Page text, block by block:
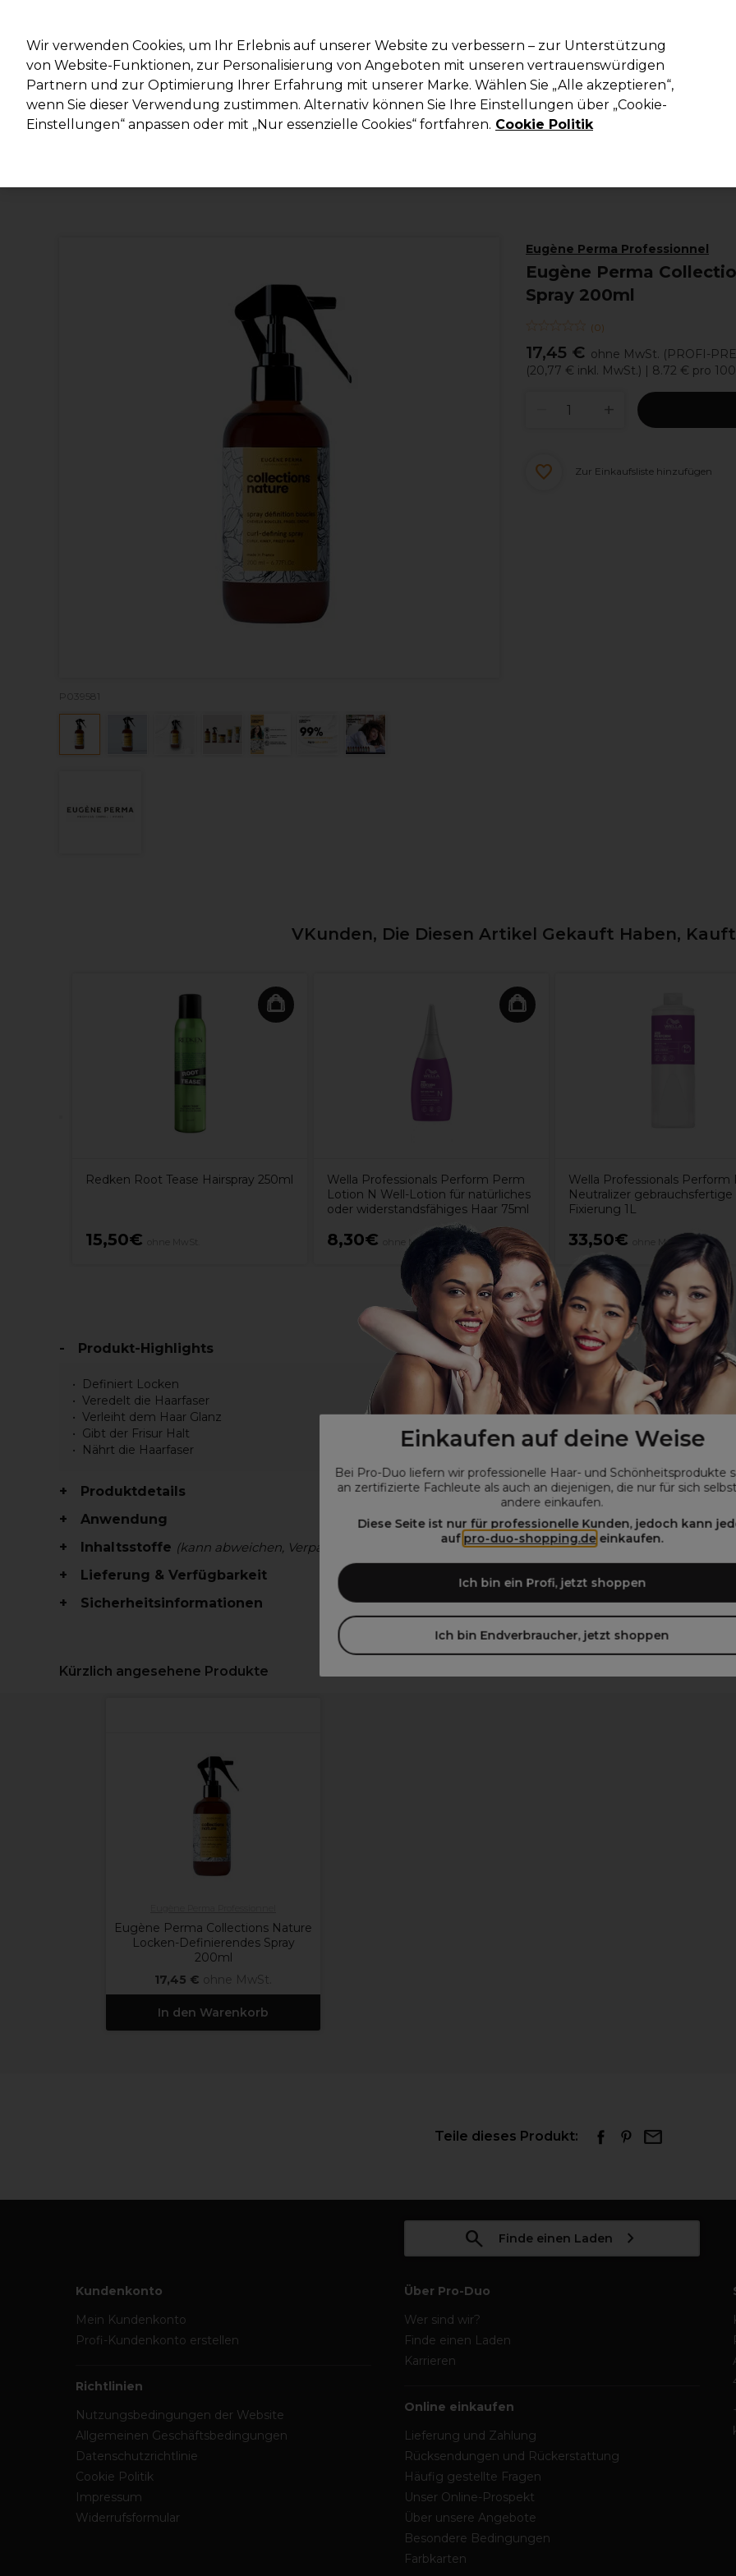
Einkaufen auf deine Weise
Bei Pro-Duo liefern wir professionelle Haar- und Schönheitsprodukte
an zertifizierte Fachleute als auch an diejenigen, die nur für sich
andere einkaufen.
Diese Seite ist nur für professionelle Kunden, jedoch kann
auf pro-duo-shopping.deeinkaufen.
Ich bin ein Profi, jetzt shoppen
Ich bin Endverbraucher, jetzt shoppen
Suchen
Marken Deals Haare Elektrogeräte Saloneinrichtung Kosmetik Herrenfriseur Inspiration Die Professional
Lieferung und Lieferzeiten
Eugène Perma Professionnel
Eugène Perma
Spray 200ml
(0)
17,45 € ohne MwSt. (PROFI-
(20,77 € inkl. MwSt.) | 8.72 € pro
P039581
Zur Einkaufsliste hinzufügen
VKunden, Die Diesen Artikel Gekauft Haben,
Redken Root Tease Hairspray 250ml
15,50€
Wella Professionals Perform Perm
Lotion N Well-Lotion für natürliches
oder widerstandsfähiges Haar 75ml
8,30€ ohne MwSt.
Wella Professionals Perform
Neutralizer gebrauchsfertige
Fixierung 1L
33,50€ ohne MwSt.
Produkt-Highlights
Definiert Locken
Veredelt die Haarfaser
Verleiht dem Haar Glanz
Gibt der Frisur Halt
Nährt die Haarfaser
Produktdetails
Anwendung
Inhaltsstoffe (kann abweichen, Verpackung beachten)
Lieferung & Verfügbarkeit
Sicherheitsinformationen
Kürzlich angesehene Produkte
Eugène Perma Collections Nature
Locken-Definierendes Spray
200ml
17,45 € ohne MwSt.
In den Warenkorb
Teile dieses Produkt:
Finde einen Laden
Kundenkonto
Mein Kundenkonto
Profi-Kundenkonto erstellen
Richtlinien
Nutzungsbedingungen der Website
Allgemeinen Geschäftsbedingungen
Datenschutzrichtlinie
Cookie Politik
Impressum
Widerrufsformular
Über Pro-Duo
Wer sind wir?
Finde einen Laden
Karrieren
Online einkaufen
Lieferung und Zahlung
Rücksendungen und Rückerstattung
Häufig gestellte Fragen
Unser Online-Prospekt
Über unsere Angebote
Besondere Bedingungen
Farbkarten
Wir verwenden Cookies, um Ihr Erlebnis auf unserer Website zu verbessern – zur Unterstützung
von Website-Funktionen, zur Personalisierung von Angeboten mit unseren vertrauenswürdigen
Partnern und zur Optimierung Ihrer Erfahrung mit unserer Marke. Wählen Sie „Alle akzeptieren“,
wenn Sie dieser Verwendung zustimmen. Alternativ können Sie Ihre Einstellungen über „Cookie-
Einstellungen“ anpassen oder mit „Nur essenzielle Cookies“ fortfahren. Cookie Politik